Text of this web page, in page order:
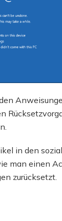
in den
man einen
zurücksetzt.